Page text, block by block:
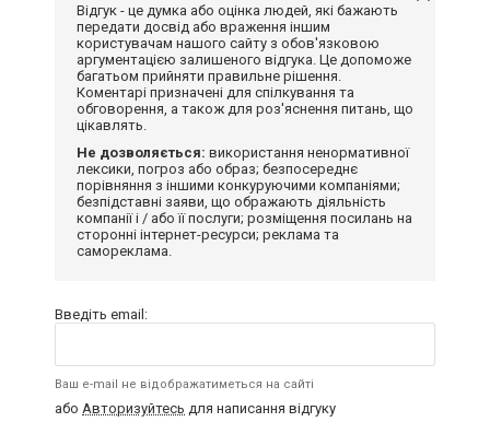
Відгук - це думка або оцінка людей, які бажають
передати досвід або враження іншим
користувачам нашого сайту з обов'язковою
аргументацією залишеного відгука. Це допоможе
багатьом прийняти правильне рішення.
Коментарі призначені для спілкування та
обговорення, а також для роз'яснення питань, що
цікавлять.
Не дозволяється: використання ненормативної
лексики, погроз або образ; безпосереднє
порівняння з іншими конкуруючими компаніями;
безпідставні заяви, що ображають діяльність
компанії і / або її послуги; розміщення посилань на
сторонні інтернет-ресурси; реклама та
самореклама.
Введіть email:
Ваш e-mail не відображатиметься на сайті
або Авторизуйтесь для написання відгуку